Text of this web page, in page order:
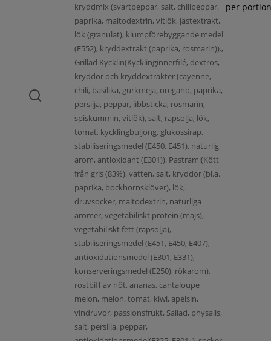
kryddmix (svartpeppar, salt, chilipeppar,
paprika, maltodextrin, vitlök, jästextrakt,
lök (granulat), klumpförebyggande medel
(E552), kryddextrakt (paprika, rosmarin)).,
Grillad Kycklin(Kycklinginnerfilé, dextros,
kryddor och kryddextrakter (cayenne,
chili, basilika, gurkmeja, oregano, paprika,
persilja, peppar, libbsticka, rosmarin,
spiskummin, vitlök), salt, rapsolja, lök,
tomat, kycklingbuljong, glukossirap,
stabiliseringsmedel (E450, E451), naturlig
arom, antioxidant (E301)), Pastrami(Kött
från gris (83%), vatten, salt, kryddor (bl.a.
paprika, bockhornsklöver), lök,
druvsocker, maltodextrin, naturliga
aromer, vegetabiliskt protein (majs),
vegetabiliskt fett (rapsolja),
stabiliseringsmedel (E451, E450, E407),
antioxidationsmedel (E301, E331),
konserveringsmedel (E250), rökarom),
rostbiff av nöt, ananas, cantaloupe
melon, melon, tomat, kiwi, apelsin,
vindruvor, passionsfrukt, Sallad, physalis,
salt, persilja, peppar,
per